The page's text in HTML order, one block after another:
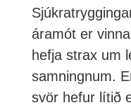
áramót er
hefja strax um
samningnum.
svör hefur lítið